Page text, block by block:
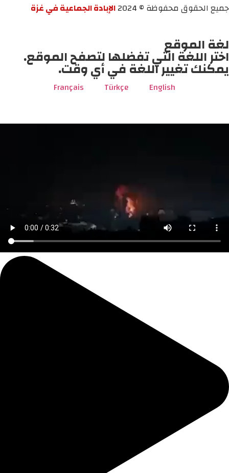
جميع الحقوق محفوظة © 2024
الإبادة الجماعية في غزة
لغة الموقع
اختر اللغة التي تفضلها لتصفح الموقع.
يمكنك تغيير اللغة في أي وقت.
English
Türkçe
Français